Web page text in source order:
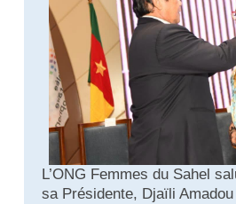
L’ONG Femmes du Sahel
sa Présidente, Djaïli